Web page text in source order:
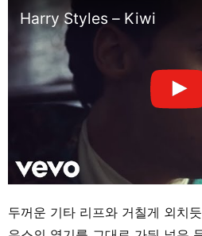
Harry Styles – Kiwi
두꺼운 기타 리프와 거칠게 외치